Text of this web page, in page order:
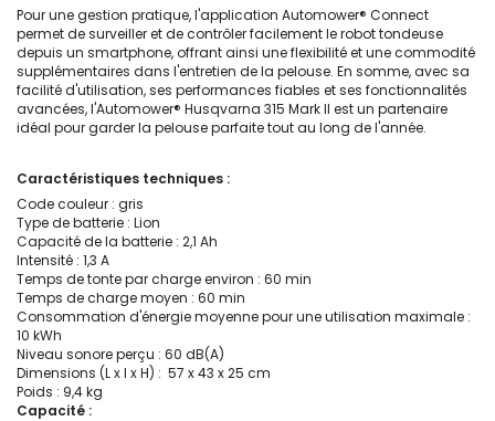
Pour une gestion pratique, l'application Automower® Connect
permet de surveiller et de contrôler facilement le robot tondeuse
depuis un smartphone, offrant ainsi une flexibilité et une commodité
supplémentaires dans l'entretien de la pelouse. En somme, avec sa
facilité d'utilisation, ses performances fiables et ses fonctionnalités
avancées, l'Automower® Husqvarna 315 Mark II est un partenaire
idéal pour garder la pelouse parfaite tout au long de l'année.
Caractéristiques techniques :
Code couleur : gris
Type de batterie : Lion
Capacité de la batterie : 2,1 Ah
Intensité : 1,3 A
Temps de tonte par charge environ : 60 min
Temps de charge moyen : 60 min
Consommation d'énergie moyenne pour une utilisation maximale :
10 kWh
Niveau sonore perçu : 60 dB(A)
Dimensions (L x l x H) : 57 x 43 x 25 cm
Poids : 9,4 kg
Capacité :